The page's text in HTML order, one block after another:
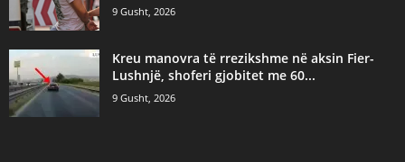
9 Gusht, 2026
Kreu manovra të rrezikshme në aksin Fier-
Lushnjë, shoferi gjobitet me 60...
9 Gusht, 2026